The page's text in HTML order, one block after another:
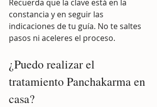
Recuerda que la clave está en la
constancia y en seguir las
indicaciones de tu guía. No te saltes
pasos ni aceleres el proceso.
¿Puedo realizar el
tratamiento Panchakarma en
casa?